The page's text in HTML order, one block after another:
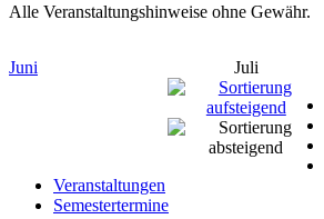
Alle Veranstaltungshinweise ohne Gewähr.
Juni Juli
Veranstaltungen
Semestertermine